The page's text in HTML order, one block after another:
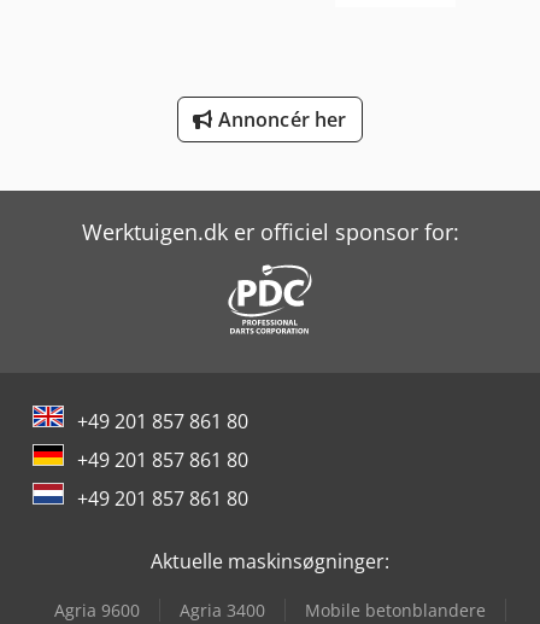
Annoncér her
Werktuigen.dk er officiel sponsor for:
+49 201 857 861 80
+49 201 857 861 80
+49 201 857 861 80
Aktuelle maskinsøgninger:
Agria 9600 Agria 3400
Mobile betonblandere